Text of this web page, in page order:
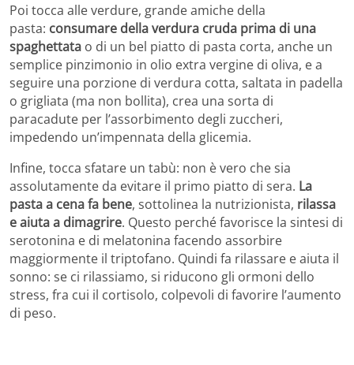
Poi tocca alle verdure, grande amiche della
pasta: consumare della verdura cruda prima di una
spaghettata o di un bel piatto di pasta corta, anche un
semplice pinzimonio in olio extra vergine di oliva, e a
seguire una porzione di verdura cotta, saltata in padella
o grigliata (ma non bollita), crea una sorta di
paracadute per l’assorbimento degli zuccheri,
impedendo un’impennata della glicemia.
Infine, tocca sfatare un tabù: non è vero che sia
assolutamente da evitare il primo piatto di sera. La
pasta a cena fa bene, sottolinea la nutrizionista, rilassa
e aiuta a dimagrire. Questo perché favorisce la sintesi di
serotonina e di melatonina facendo assorbire
maggiormente il triptofano. Quindi fa rilassare e aiuta il
sonno: se ci rilassiamo, si riducono gli ormoni dello
stress, fra cui il cortisolo, colpevoli di favorire l’aumento
di peso.